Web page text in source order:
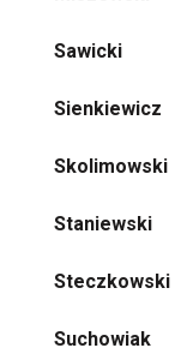
Sawicki
Sienkiewicz
Skolimowski
Staniewski
Steczkowski
Suchowiak